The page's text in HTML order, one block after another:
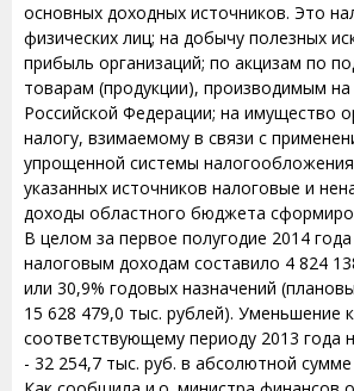
основных доходных источников. Это
физических лиц; на добычу полезных
прибыль организаций; по акцизам по
товарам (продукции), производимым
Российской Федерации; на имущество
налогу, взимаемому в связи с
упрощенной системы
указанных источников налоговые и
доходы областного бюджета
В целом за первое полугодие 2014
налоговым доходам составило 4 824
или 30,9% годовых назначений
15 628 479,0 тыс. рублей). Уменьшение к
соответствующему периоду 2013 года
- 32 254,7 тыс. руб. в абсолютной сумме